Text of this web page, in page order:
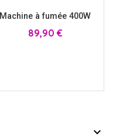
Machine à fumée 400W
Prix
89,90 €